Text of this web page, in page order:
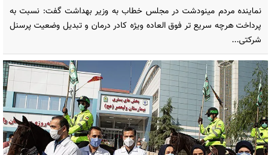
نماینده مردم مینودشت در مجلس خطاب به وزیر بهداشت گفت: نسبت به
پرداخت هرچه سریع تر فوق العاده ویژه کادر درمان و تبدیل وضعیت پرسنل
شرکتی...